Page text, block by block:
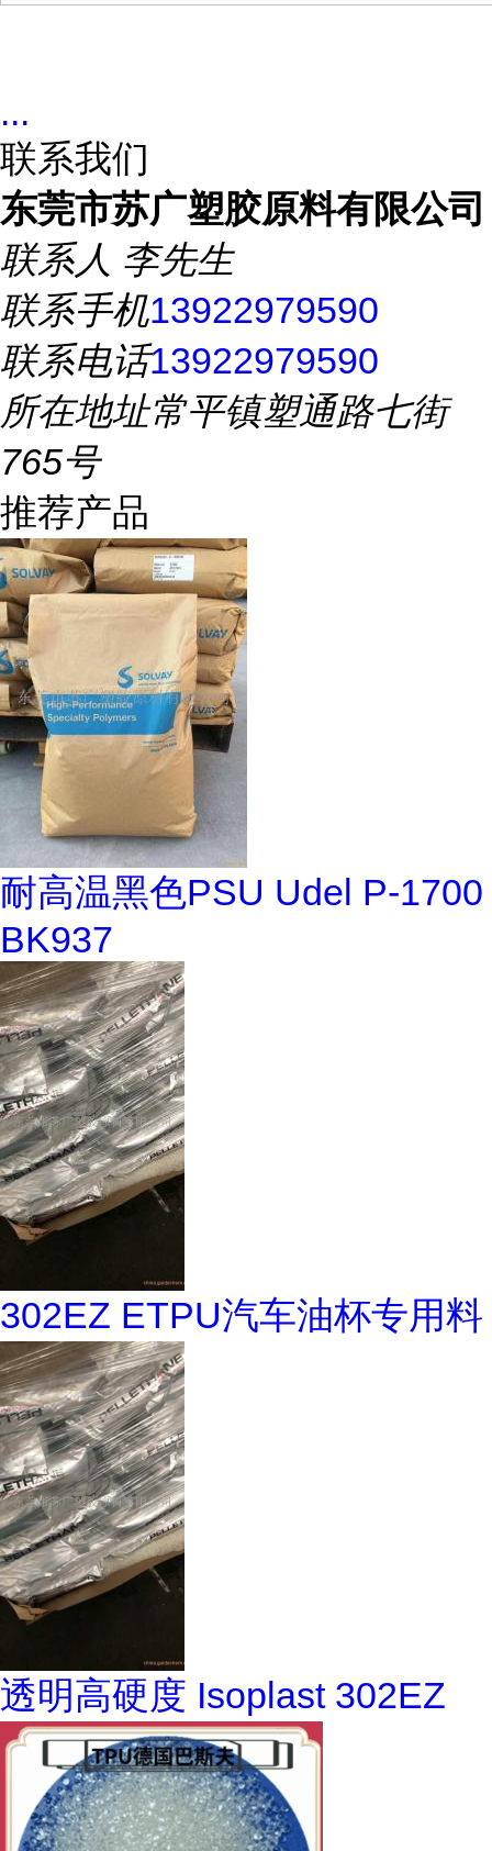
...
联系我们
东莞市苏广塑胶原料有限公司
联系人 李先生
联系手机13922979590
联系电话13922979590
所在地址常平镇塑通路七街
765号
推荐产品
耐高温黑色PSU Udel P-1700
BK937
302EZ ETPU汽车油杯专用料
透明高硬度 Isoplast 302EZ